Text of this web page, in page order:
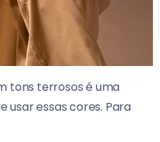
tons terrosos é uma
usar essas cores. Para